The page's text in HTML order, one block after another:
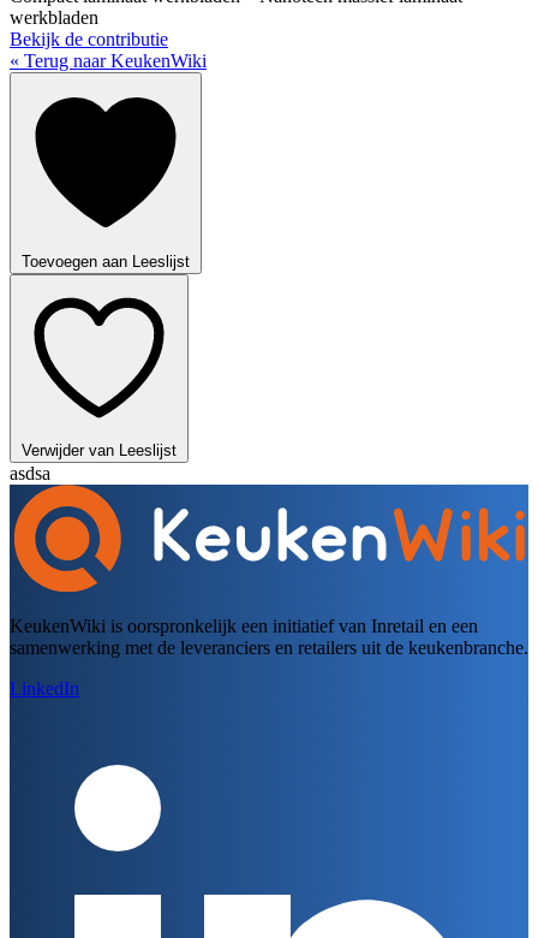
werkbladen
Bekijk de contributie
« Terug naar KeukenWiki
Toevoegen aan Leeslijst
Verwijder van Leeslijst
asdsa
KeukenWiki is oorspronkelijk een initiatief van Inretail en een
samenwerking met de leveranciers en retailers uit de keukenbranche.
LinkedIn